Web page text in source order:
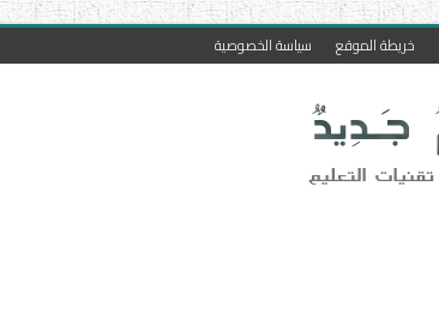
خريطة الموقع سياسة الخصوصية